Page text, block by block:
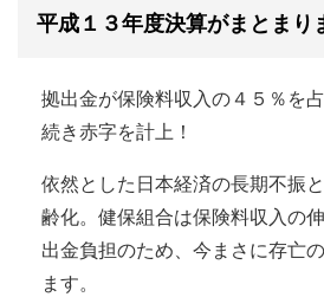
平成１３年度決算がまとまり
拠出金が保険料収入の４５％を
続き赤字を計上！
依然とした日本経済の長期不振
齢化。健保組合は保険料収入の
出金負担のため、今まさに存亡
ます。